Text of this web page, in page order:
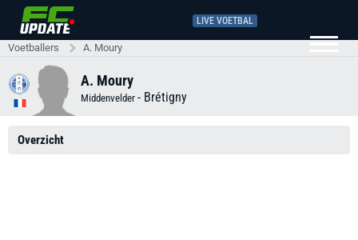
LIVE VOETBAL
Voetballers A. Moury
A. Moury
Middenvelder - Brétigny
Overzicht